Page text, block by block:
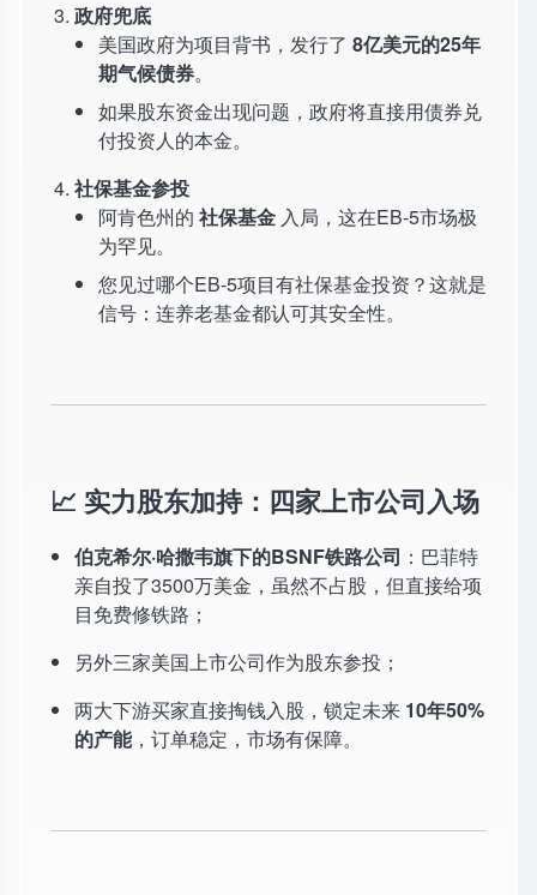
政府兜底
美国政府为项目背书，发行了 8亿美元的25年
期气候债券。
如果股东资金出现问题，政府将直接用债券兑
付投资人的本金。
社保基金参投
阿肯色州的 社保基金 入局，这在EB-5市场极
为罕见。
您见过哪个EB-5项目有社保基金投资？这就是
信号：连养老基金都认可其安全性。
📈 实力股东加持：四家上市公司入场
伯克希尔·哈撒韦旗下的BSNF铁路公司 ：巴菲特
亲自投了3500万美金，虽然不占股，但直接给项
目免费修铁路；
另外三家美国上市公司作为股东参投；
两大下游买家直接掏钱入股，锁定未来 10年50%
的产能，订单稳定，市场有保障。